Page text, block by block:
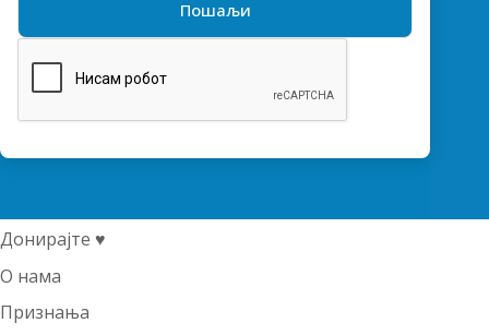
Донирајте ♥
О нама
Признања